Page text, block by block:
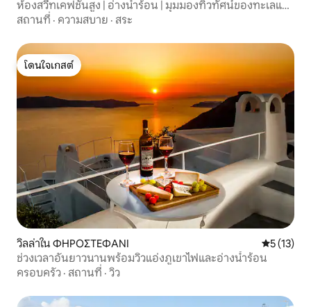
ห้องสวีทเคฟชั้นสูง | อ่างน้ำร้อน | มุมมองทิวทัศน์ของทะเลและ
หม้อต้ม
สถานที่ · ความสบาย · สระ
โดนใจเกสต์
โดนใจเกสต์
วิลล่าใน ΦΗΡΟΣΤΕΦΑΝΙ คะแนนเฉลี่
5 (13)
ช่วงเวลาอันยาวนานพร้อมวิวแอ่งภูเขาไฟและอ่างน้ำร้อน
ครอบครัว · สถานที่ · วิว